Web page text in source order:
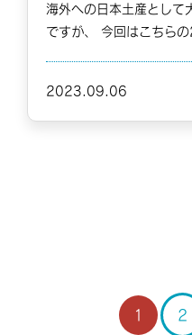
海外への日本土産として
ですが、 今回はこちらの
2023.09.06
1 2